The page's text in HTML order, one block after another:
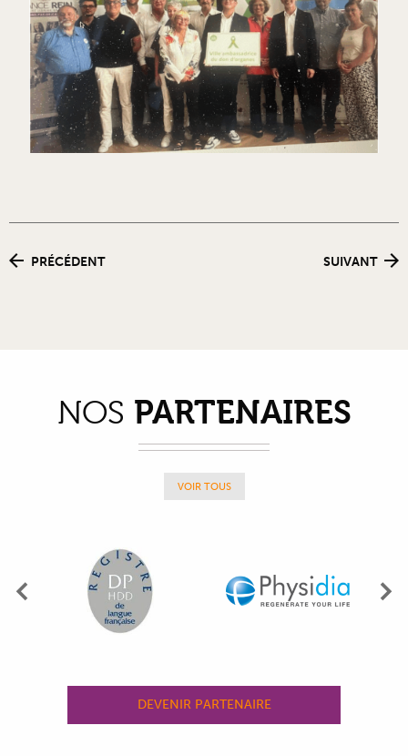
PRÉCÉDENT SUIVANT
NOS PARTENAIRES
VOIR TOUS
Précédent
DEVENIR PARTENAIRE